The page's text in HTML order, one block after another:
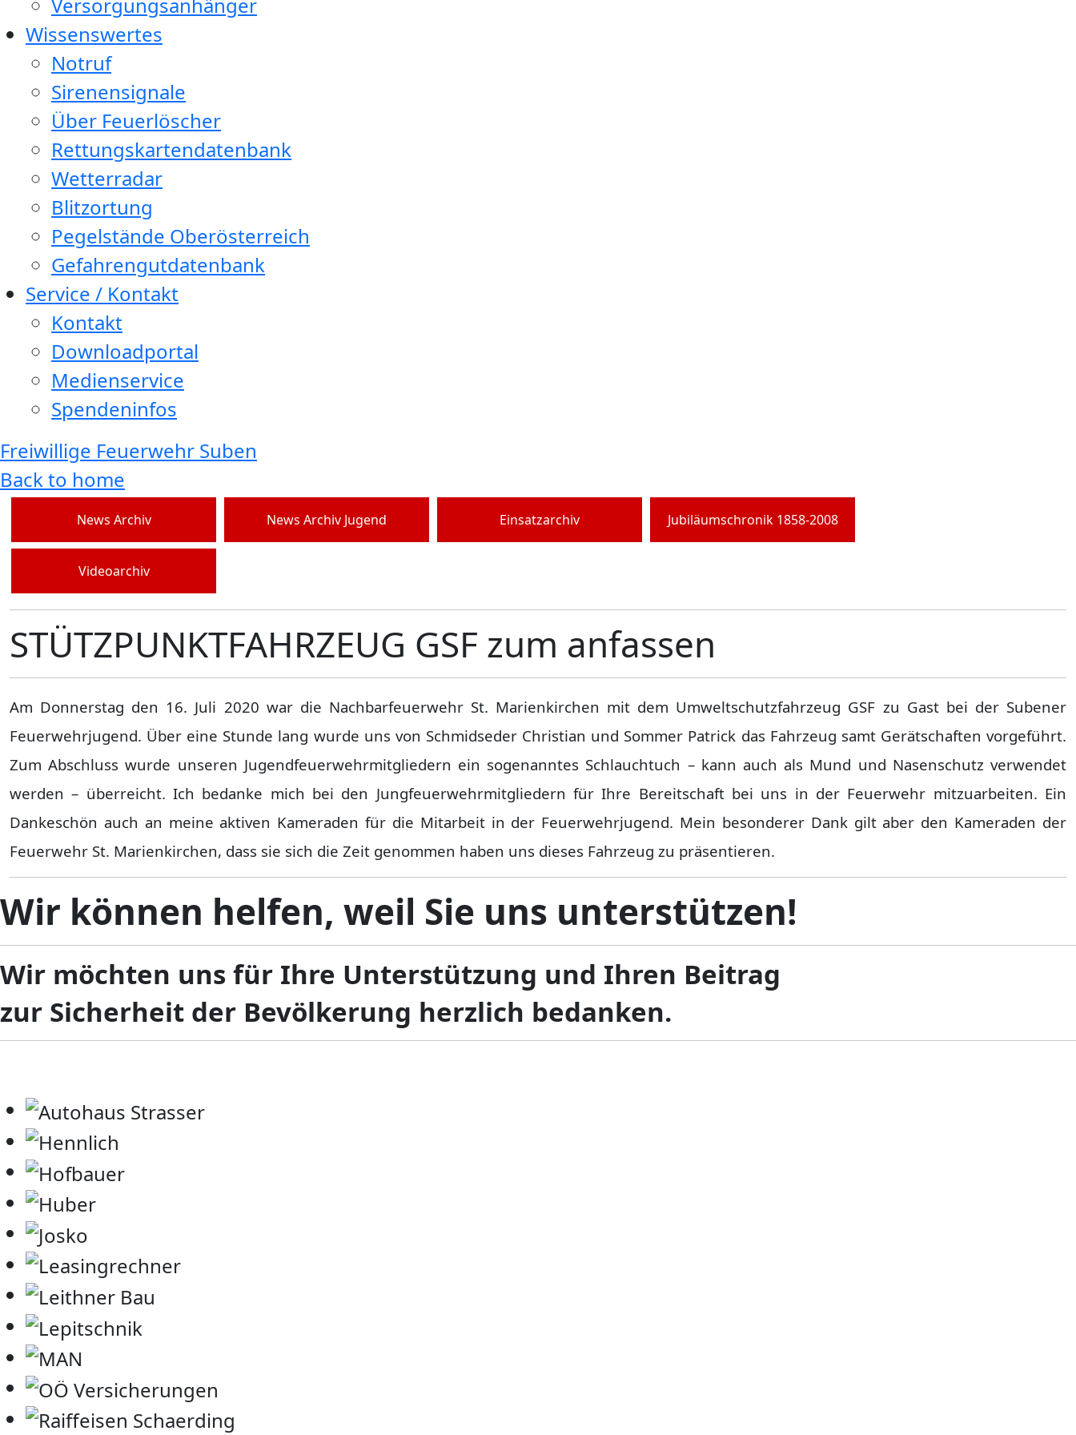
Wissenswertes
Notruf
Sirenensignale
Über Feuerlöscher
Rettungskartendatenbank
Wetterradar
Blitzortung
Pegelstände Oberösterreich
Gefahrengutdatenbank
Service / Kontakt
Kontakt
Downloadportal
Medienservice
Spendeninfos
Freiwillige Feuerwehr Suben
Back to home
News Archiv News Archiv Jugend Einsatzarchiv Jubiläumschronik 1858-2008
Videoarchiv
STÜTZPUNKTFAHRZEUG GSF zum anfassen
Am Donnerstag den 16. Juli 2020 war die Nachbarfeuerwehr St. Marienkirchen mit dem Umweltschutzfahrzeug GSF zu Gast bei der Subener
Feuerwehrjugend. Über eine Stunde lang wurde uns von Schmidseder Christian und Sommer Patrick das Fahrzeug samt Gerätschaften vorgeführt.
Zum Abschluss wurde unseren Jugendfeuerwehrmitgliedern ein sogenanntes Schlauchtuch – kann auch als Mund und Nasenschutz verwendet
werden – überreicht. Ich bedanke mich bei den Jungfeuerwehrmitgliedern für Ihre Bereitschaft bei uns in der Feuerwehr mitzuarbeiten. Ein
Dankeschön auch an meine aktiven Kameraden für die Mitarbeit in der Feuerwehrjugend. Mein besonderer Dank gilt aber den Kameraden der
Feuerwehr St. Marienkirchen, dass sie sich die Zeit genommen haben uns dieses Fahrzeug zu präsentieren.
Wir können helfen, weil Sie uns unterstützen!
Wir möchten uns für Ihre Unterstützung und Ihren Beitrag
zur Sicherheit der Bevölkerung herzlich bedanken.